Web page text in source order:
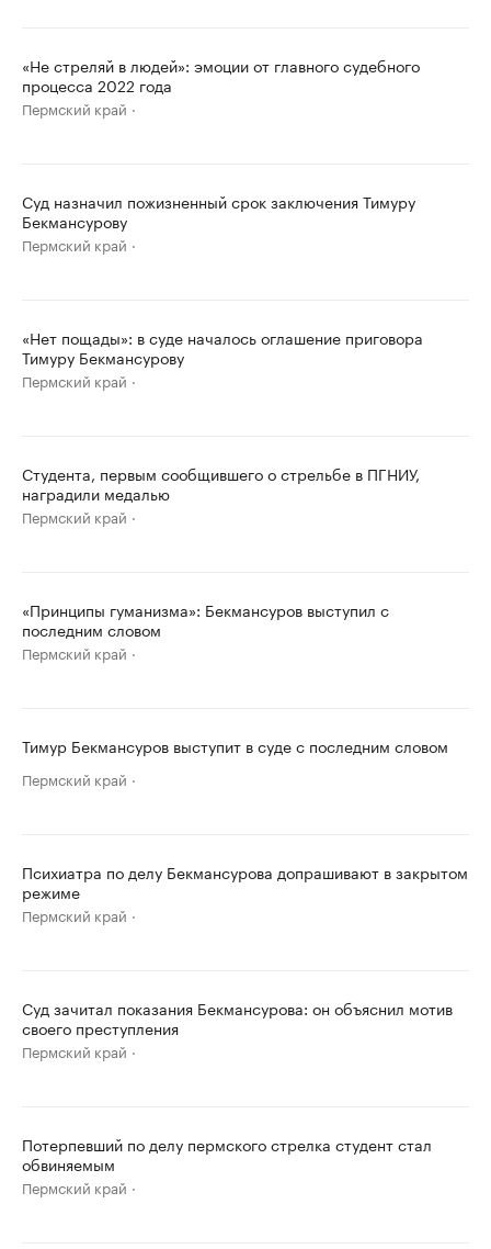
«Не стреляй в людей»: эмоции от главного судебного
процесса 2022 года
Пермский край
Суд назначил пожизненный срок заключения Тимуру
Бекмансурову
Пермский край
«Нет пощады»: в суде началось оглашение приговора
Тимуру Бекмансурову
Пермский край
Студента, первым сообщившего о стрельбе в ПГНИУ,
наградили медалью
Пермский край
«Принципы гуманизма»: Бекмансуров выступил с
последним словом
Пермский край
Тимур Бекмансуров выступит в суде с последним словом
Пермский край
Психиатра по делу Бекмансурова допрашивают в закрытом
режиме
Пермский край
Суд зачитал показания Бекмансурова: он объяснил мотив
своего преступления
Пермский край
Потерпевший по делу пермского стрелка студент стал
обвиняемым
Пермский край